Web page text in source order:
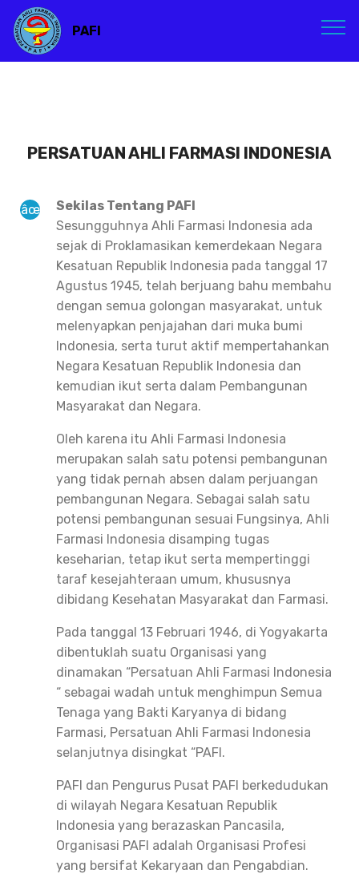
PAFI
PERSATUAN AHLI FARMASI INDONESIA
Sekilas Tentang PAFI
Sesungguhnya Ahli Farmasi Indonesia ada
sejak di Proklamasikan kemerdekaan Negara
Kesatuan Republik Indonesia pada tanggal 17
Agustus 1945, telah berjuang bahu membahu
dengan semua golongan masyarakat, untuk
melenyapkan penjajahan dari muka bumi
Indonesia, serta turut aktif mempertahankan
Negara Kesatuan Republik Indonesia dan
kemudian ikut serta dalam Pembangunan
Masyarakat dan Negara.
Oleh karena itu Ahli Farmasi Indonesia
merupakan salah satu potensi pembangunan
yang tidak pernah absen dalam perjuangan
pembangunan Negara. Sebagai salah satu
potensi pembangunan sesuai Fungsinya, Ahli
Farmasi Indonesia disamping tugas
keseharian, tetap ikut serta mempertinggi
taraf kesejahteraan umum, khususnya
dibidang Kesehatan Masyarakat dan Farmasi.
Pada tanggal 13 Februari 1946, di Yogyakarta
dibentuklah suatu Organisasi yang
dinamakan “Persatuan Ahli Farmasi Indonesia
“ sebagai wadah untuk menghimpun Semua
Tenaga yang Bakti Karyanya di bidang
Farmasi, Persatuan Ahli Farmasi Indonesia
selanjutnya disingkat “PAFI.
PAFI dan Pengurus Pusat PAFI berkedudukan
di wilayah Negara Kesatuan Republik
Indonesia yang berazaskan Pancasila,
Organisasi PAFI adalah Organisasi Profesi
yang bersifat Kekaryaan dan Pengabdian.